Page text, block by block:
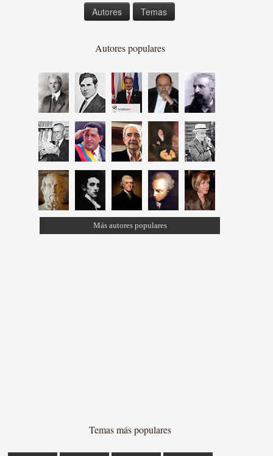
Autores Temas
Autores populares
Más autores populares
Temas más populares